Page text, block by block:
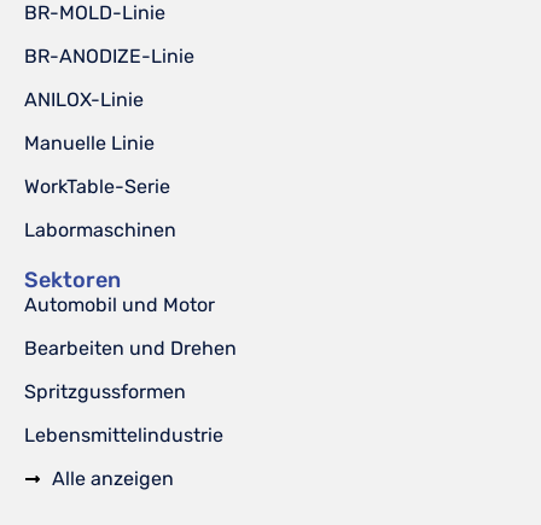
BR-MOLD-Linie
BR-ANODIZE-Linie
ANILOX-Linie
Manuelle Linie
WorkTable-Serie
Labormaschinen
Sektoren
Automobil und Motor
Bearbeiten und Drehen
Spritzgussformen
Lebensmittelindustrie
Alle anzeigen